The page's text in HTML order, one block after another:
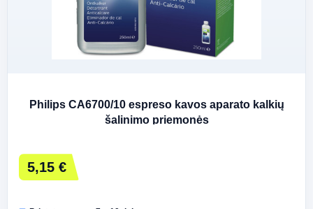
Philips CA6700/10 espreso kavos aparato kalkių
šalinimo priemonės
5,15 €